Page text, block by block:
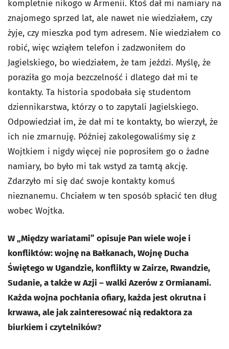
kompletnie nikogo w Armenii. Ktoś dał mi namiary na
znajomego sprzed lat, ale nawet nie wiedziałem, czy
żyje, czy mieszka pod tym adresem. Nie wiedziałem co
robić, więc wziąłem telefon i zadzwoniłem do
Jagielskiego, bo wiedziałem, że tam jeździ. Myślę, że
poraziła go moja bezczelność i dlatego dał mi te
kontakty. Ta historia spodobała się studentom
dziennikarstwa, którzy o to zapytali Jagielskiego.
Odpowiedział im, że dał mi te kontakty, bo wierzył, że
ich nie zmarnuję. Później zakolegowaliśmy się z
Wojtkiem i nigdy więcej nie poprosiłem go o żadne
namiary, bo było mi tak wstyd za tamtą akcję.
Zdarzyło mi się dać swoje kontakty komuś
nieznanemu. Chciałem w ten sposób spłacić ten dług
wobec Wojtka.
W „Między wariatami” opisuje Pan wiele woje i
konfliktów: wojnę na Bałkanach, Wojnę Ducha
Świętego w Ugandzie, konflikty w Zairze, Rwandzie,
Sudanie, a także w Azji – walki Azerów z Ormianami.
Każda wojna pochłania ofiary, każda jest okrutna i
krwawa, ale jak zainteresować nią redaktora za
biurkiem i czytelników?